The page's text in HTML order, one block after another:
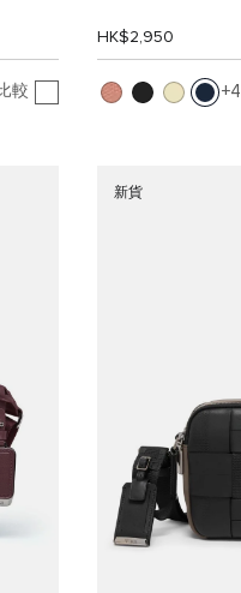
較
HK$2,950
4
新貨